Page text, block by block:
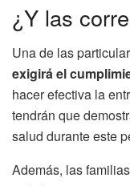
¿Y las
Una de las
exigirá el
hacer efectiva la
tendrán que
salud durante este
Además, las